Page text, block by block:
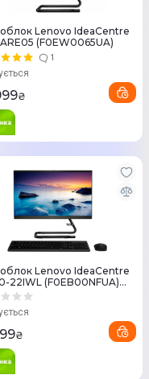
Lenovo IdeaCentre
(F0EW0065UA)
1
₴
Lenovo IdeaCentre
22IWL (F0EB00NFUA)
₴